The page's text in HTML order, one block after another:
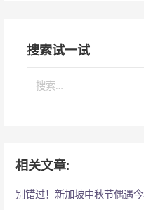
搜索试一试
索
相关文章:
别错过！新加坡中秋节偶遇